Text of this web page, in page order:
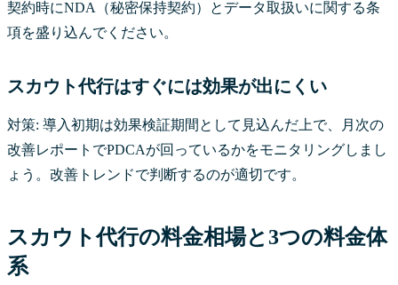
契約時にNDA（秘密保持契約）とデータ取扱いに関する条
項を盛り込んでください。
スカウト代行はすぐには効果が出にくい
対策: 導入初期は効果検証期間として見込んだ上で、月次の
改善レポートでPDCAが回っているかをモニタリングしまし
ょう。改善トレンドで判断するのが適切です。
スカウト代行の料金相場と3つの料金体
系